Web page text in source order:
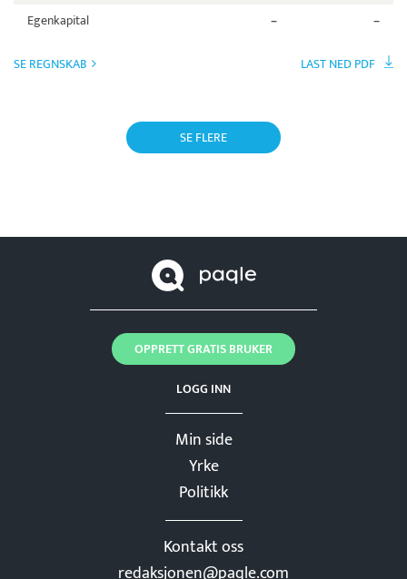
Egenkapital
– –
SE REGNSKAB LAST NED PDF
SE FLERE
Min side
Yrke
Politikk
Kontakt oss
LOGG INN
OPPRETT GRATIS BRUKER